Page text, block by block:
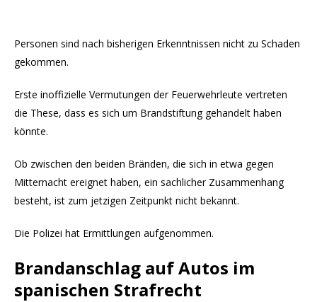
Personen sind nach bisherigen Erkenntnissen nicht zu Schaden
gekommen.
Erste inoffizielle Vermutungen der Feuerwehrleute vertreten
die These, dass es sich um Brandstiftung gehandelt haben
könnte.
Ob zwischen den beiden Bränden, die sich in etwa gegen
Mitternacht ereignet haben, ein sachlicher Zusammenhang
besteht, ist zum jetzigen Zeitpunkt nicht bekannt.
Die Polizei hat Ermittlungen aufgenommen.
Brandanschlag auf Autos im
spanischen Strafrecht